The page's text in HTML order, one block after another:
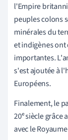
l'Empire
peuples colons
minérales du
et indigènes
importantes.
s'est ajoutée à
Européens.
Finalement, le
20ᵉ siècle grâce
avec le